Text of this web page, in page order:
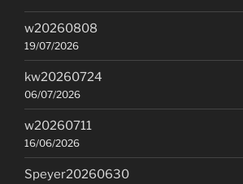
w20260808
19/07/2026
kw20260724
06/07/2026
w20260711
16/06/2026
Speyer20260630